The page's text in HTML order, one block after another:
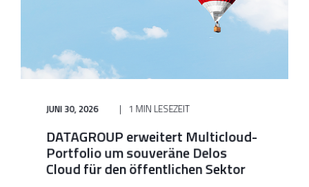
JUNI 30, 2026 1 MIN LESEZEIT
DATAGROUP erweitert Multicloud-
Portfolio um souveräne Delos
Cloud für den öffentlichen Sektor